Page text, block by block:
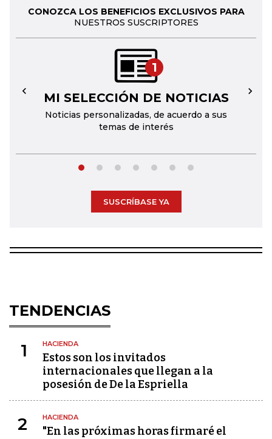
CONOZCA LOS BENEFICIOS EXCLUSIVOS PARA
NUESTROS SUSCRIPTORES
1
MI SELECCIÓN DE NOTICIAS
Noticias personalizadas, de acuerdo a sus
temas de interés
← →
SUSCRÍBASE YA
TENDENCIAS
1 HACIENDA
Estos son los invitados
internacionales que llegan a la
posesión de De la Espriella
2 HACIENDA
"En las próximas horas firmaré el